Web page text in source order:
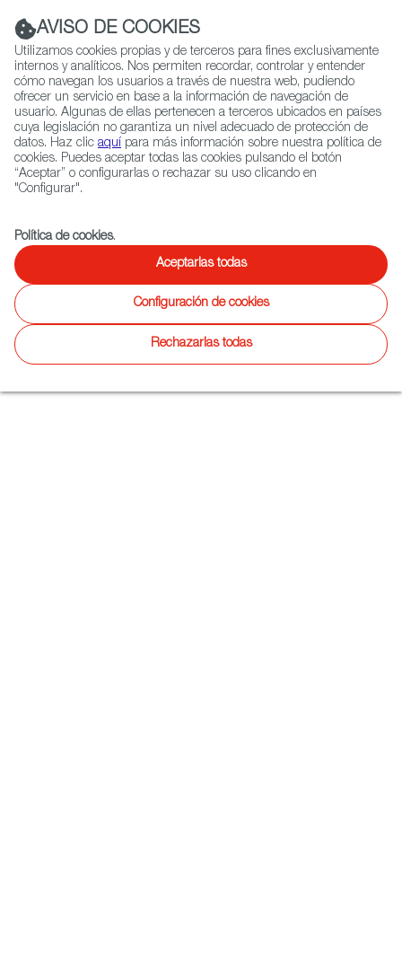
Navigation link
|
QUIÉNES SOMOS RED EXTERIOR
Selecciona
idioma
Ficción
Contacto
AVISO DE COOKIES
Utilizamos cookies propias y de terceros para fines exclusivamente
internos y analíticos. Nos permiten recordar, controlar y entender
cómo navegan los usuarios a través de nuestra web, pudiendo
ofrecer un servicio en base a la información de navegación de
usuario. Algunas de ellas pertenecen a terceros ubicados en países
cuya legislación no garantiza un nivel adecuado de protección de
datos. Haz clic aquí para más información sobre nuestra política de
cookies. Puedes aceptar todas las cookies pulsando el botón
“Aceptar” o configurarlas o rechazar su uso clicando en
"Configurar".
Política de cookies.
Aceptarlas todas
Configuración de cookies
Rechazarlas todas